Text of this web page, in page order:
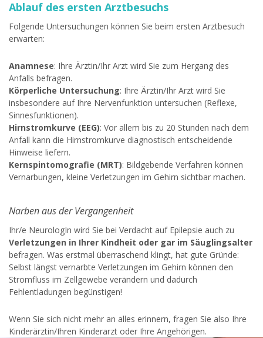
Ablauf des ersten Arztbesuchs
Folgende Untersuchungen können Sie beim ersten Arztbesuch
erwarten:
Anamnese: Ihre Ärztin/Ihr Arzt wird Sie zum Hergang des
Anfalls befragen.
Körperliche Untersuchung: Ihre Ärztin/Ihr Arzt wird Sie
insbesondere auf Ihre Nervenfunktion untersuchen (Reflexe,
Sinnesfunktionen).
Hirnstromkurve (EEG): Vor allem bis zu 20 Stunden nach dem
Anfall kann die Hirnstromkurve diagnostisch entscheidende
Hinweise liefern.
Kernspintomografie (MRT): Bildgebende Verfahren können
Vernarbungen, kleine Verletzungen im Gehirn sichtbar machen.
Narben aus der Vergangenheit
Ihr/e NeurologIn wird Sie bei Verdacht auf Epilepsie auch zu
Verletzungen in Ihrer Kindheit oder gar im Säuglingsalter
befragen. Was erstmal überraschend klingt, hat gute Gründe:
Selbst längst vernarbte Verletzungen im Gehirn können den
Stromfluss im Zellgewebe verändern und dadurch
Fehlentladungen begünstigen!
Wenn Sie sich nicht mehr an alles erinnern, fragen Sie also Ihre
Kinderärztin/Ihren Kinderarzt oder Ihre Angehörigen.